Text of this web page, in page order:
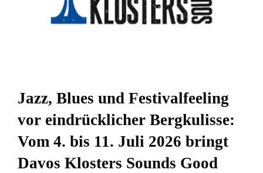
Jazz, Blues und Festivalfeeling
vor eindrücklicher Bergkulisse:
Vom 4. bis 11. Juli 2026 bringt
Davos Klosters Sounds Good